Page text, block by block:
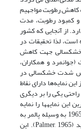
کاهش رطوبت مواجهیم
رطوبت، مدت
از آنجایی که کشور
است، لذا تحقیقات در
جهت کاهش
و همکاران،
برای تشخیص شدت خشکسالی در
نمایه‌ها دارای نقاط
یکی را بر دیگری
نمایه­ها را نمایه
دانست که در سال 1965 به وسیله پالمر به
منظور کمی کردن شدت خشکسالی ارائه گردید (Palmer, 1965). این